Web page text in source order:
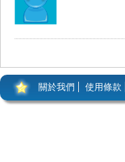
關於我們 使用條款